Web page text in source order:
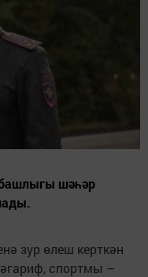
шәһәр
зур өлеш керткән
спортмы –